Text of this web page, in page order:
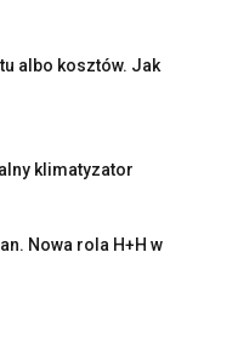
albo kosztów. Jak
klimatyzator
Nowa rola H+H w